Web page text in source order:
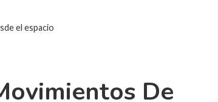
el espacio
De